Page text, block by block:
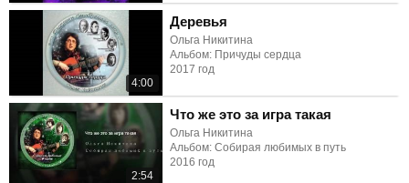
4:00
Деревья
Ольга Никитина
Альбом: Причуды сердца
2017 год
2:54
Что же это за игра такая
Ольга Никитина
Альбом: Собирая любимых в путь
2016 год